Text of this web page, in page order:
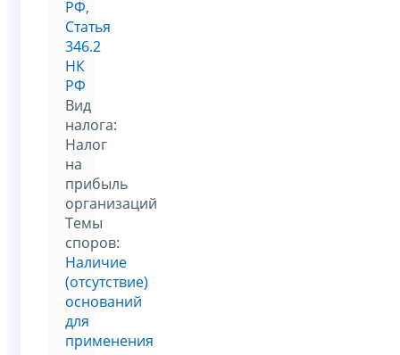
РФ,
Статья
346.2
НК
РФ
Вид
налога:
Налог
на
прибыль
организаций
Темы
споров:
Наличие
(отсутствие)
оснований
для
применения